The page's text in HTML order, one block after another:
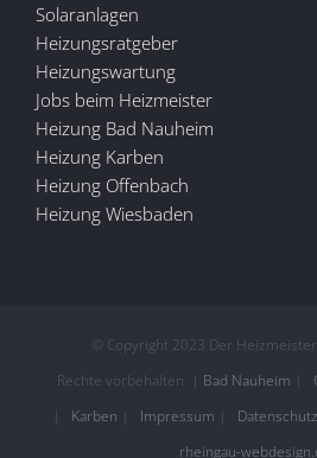
Solaranlagen
Heizungsratgeber
Heizungswartung
Jobs beim Heizmeister
Heizung Bad Nauheim
Heizung Karben
Heizung Offenbach
Heizung Wiesbaden
© Copyright 2023 Der
Rechte vorbehalten | Bad Nauheim
Karben Impressum Datenschutz
rheingau-